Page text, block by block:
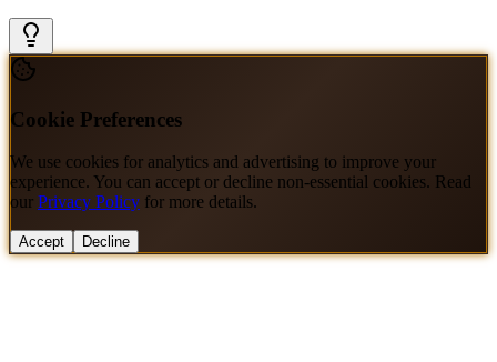
Cookie Preferences
We use cookies for analytics and advertising to improve your
experience. You can accept or decline non-essential cookies. Read
our Privacy Policy for more details.
Accept Decline